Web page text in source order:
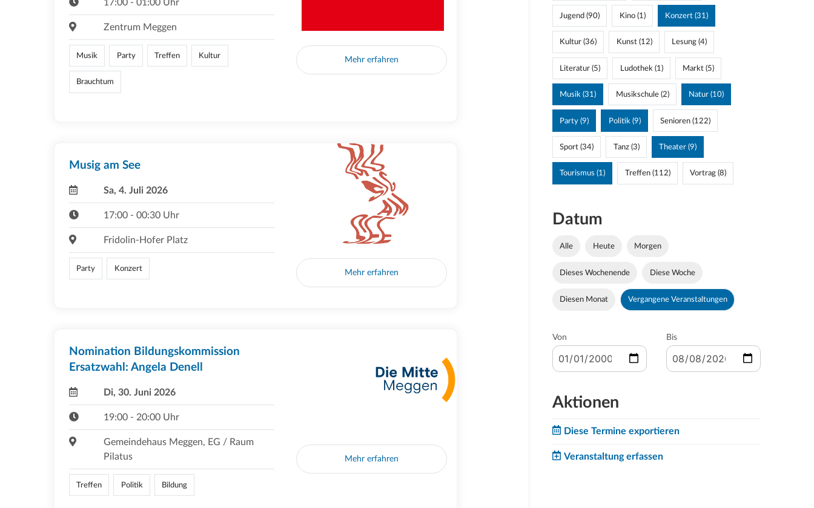
17:00 - 01:00 Uhr
Zentrum Meggen
Musik Party Treffen Kultur
Brauchtum
Mehr erfahren
Musig am See
Sa, 4. Juli 2026
17:00 - 00:30 Uhr
Fridolin-Hofer Platz
Party Konzert Mehr erfahren
Nomination Bildungskommission
Ersatzwahl: Angela Denell
Di, 30. Juni 2026
19:00 - 20:00 Uhr
Gemeindehaus Meggen, EG / Raum
Pilatus
Treffen Politik Bildung
Mehr erfahren
Jugend (90) Kino (1) Konzert (31)
Kultur (36) Kunst (12) Lesung (4)
Literatur (5) Ludothek (1) Markt (5)
Musik (31) Musikschule (2) Natur (10)
Party (9) Politik (9) Senioren (122)
Sport (34) Tanz (3) Theater (9)
Tourismus (1) Treffen (112) Vortrag (8)
Datum
Alle Heute Morgen
Dieses Wochenende Diese Woche
Diesen Monat Vergangene Veranstaltungen
Von Bis
Aktionen
Diese Termine exportieren
Veranstaltung erfassen